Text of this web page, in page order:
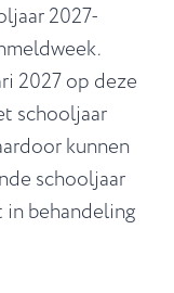
2027-
2027 op deze
schooljaar
kunnen
schooljaar
in behandeling